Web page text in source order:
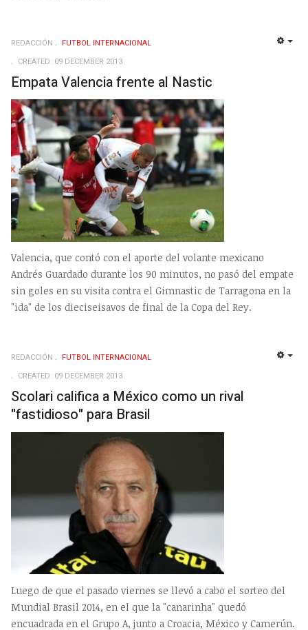
REDACCIÓN
FUTBOL INTERNACIONAL
CREATED: 09 DECEMBER 2013
Empata Valencia frente al Nastic
Valencia, que contó con el aporte del volante mexicano
Andrés Guardado durante los 90 minutos, no pasó del empate
sin goles en su visita contra el Gimnastic de Tarragona en la
"ida" de los dieciseisavos de final de la Copa del Rey.
REDACCIÓN
FUTBOL INTERNACIONAL
CREATED: 09 DECEMBER 2013
Scolari califica a México como un rival
"fastidioso" para Brasil
Luego de que el pasado viernes se llevó a cabo el sorteo del
Mundial Brasil 2014, en el que la "canarinha" quedó
encuadrada en el Grupo A, junto a Croacia, México y Camerún.